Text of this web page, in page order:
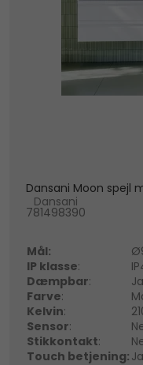
Dansani Moon spejl
Dansani
781498390
Mål:
IP klasse:
Dæmpbar:
Ja
Farve:
Kelvin:
Sensor:
Stikkontakt:
Touch betjening: Ja